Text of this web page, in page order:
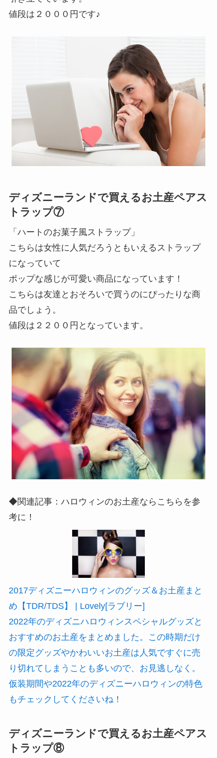
値段は２０００円です♪
ディズニーランドで買えるお土産ペアス
トラップ⑦
「ハートのお菓子風ストラップ」
こちらは女性に人気だろうともいえるストラップ
になっていて
ポップな感じが可愛い商品になっています！
こちらは友達とおそろいで買うのにぴったりな商
品でしょう。
値段は２２００円となっています。
◆関連記事：ハロウィンのお土産ならこちらを参
考に！
2017ディズニーハロウィンのグッズ＆お土産まと
め【TDR/TDS】 | Lovely[ラブリー]
2022年のディズニハロウィンスペシャルグッズと
おすすめのお土産をまとめました。この時期だけ
の限定グッズやかわいいお土産は人気ですぐに売
り切れてしまうことも多いので、お見逃しなく。
仮装期間や2022年のディズニーハロウィンの特色
もチェックしてくださいね！
ディズニーランドで買えるお土産ペアス
トラップ⑧